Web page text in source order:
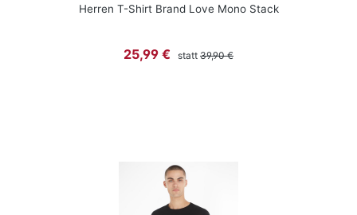
Herren T-Shirt Brand Love Mono Stack
Verkaufspreis:
25,99 € statt Regulärer Preis:
39,90 €